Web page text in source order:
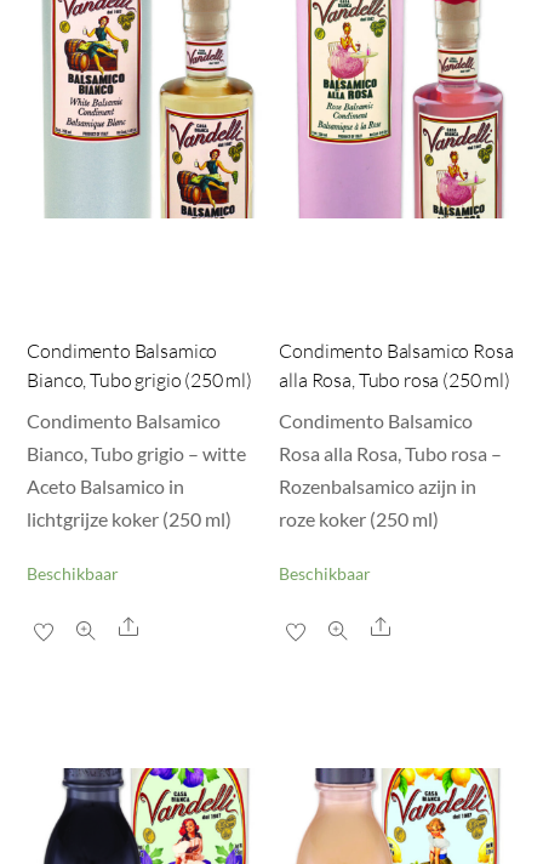
Condimento Balsamico
Bianco, Tubo grigio (250 ml)
Condimento Balsamico
Bianco, Tubo grigio – witte
Aceto Balsamico in
lichtgrijze koker (250 ml)
Beschikbaar
Share
Condimento Balsamico Rosa
alla Rosa, Tubo rosa (250 ml)
Condimento Balsamico
Rosa alla Rosa, Tubo rosa –
Rozenbalsamico azijn in
roze koker (250 ml)
Beschikbaar
Share